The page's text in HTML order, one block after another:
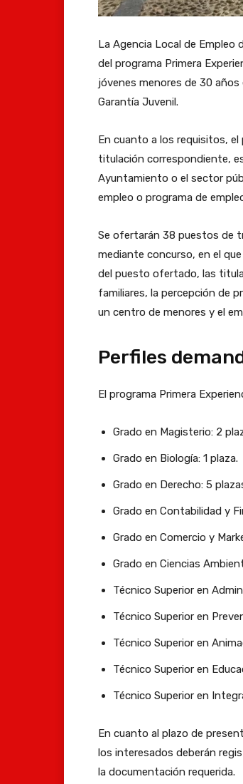
La Agencia Local de
del programa Primera
jóvenes menores de 30
Garantía Juvenil.
En cuanto a los requisitos,
titulación correspondiente,
Ayuntamiento o el sector
empleo o programa de
Se ofertarán 38 puestos de
mediante concurso, en el
del puesto ofertado, las
familiares, la percepción de
un centro de menores y el
Perfiles
El programa Primera
Grado en Magisterio: 2
Grado en Biología: 1 plaza.
Grado en Derecho: 5
Grado en Contabilidad y
Grado en Comercio y
Grado en Ciencias
Técnico Superior en
Técnico Superior en
Técnico Superior en
Técnico Superior en
Técnico Superior en
En cuanto al plazo de
los interesados deberán
la documentación requerida.